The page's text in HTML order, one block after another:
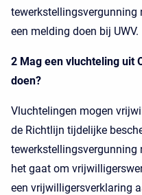
tewerkstellingsvergunning
een melding doen bij UWV.
2 Mag een vluchteling uit
doen?
Vluchtelingen mogen
de Richtlijn tijdelijke
tewerkstellingsvergunning
het gaat om
een vrijwilligersverklaring